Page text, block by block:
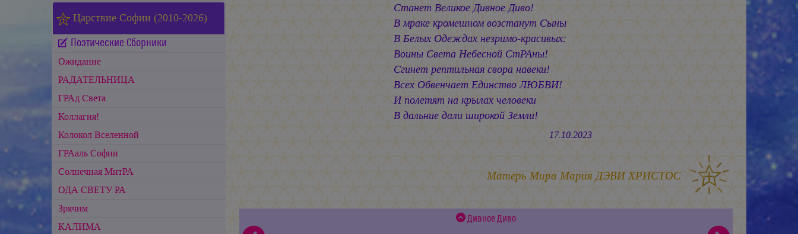
Царствие Софии (2010-2026)
Поэтические Сборники
Ожидание
РАДАТЕЛЬНИЦА
ГРАд Света
Коллагия!
Колокол Вселенной
ГРАаль Софии
Cолнечная МитРА
ОДА СВЕТУ РА
Зрячим
КАЛИМА
Станет Великое Дивное Диво!
В мраке кромешном возстанут Сыны
В Белых Одеждах незримо-красивых:
Воины Света Небесной СтРАны!
Сгинет рептильная свора навеки!
Всех Обвенчает Единство ЛЮБВИ!
И полетят на крылах человеки
В дальние дали широкой Земли!
17.10.2023
Матерь Мира Мария ДЭВИ ХРИСТОС
Дивное Диво